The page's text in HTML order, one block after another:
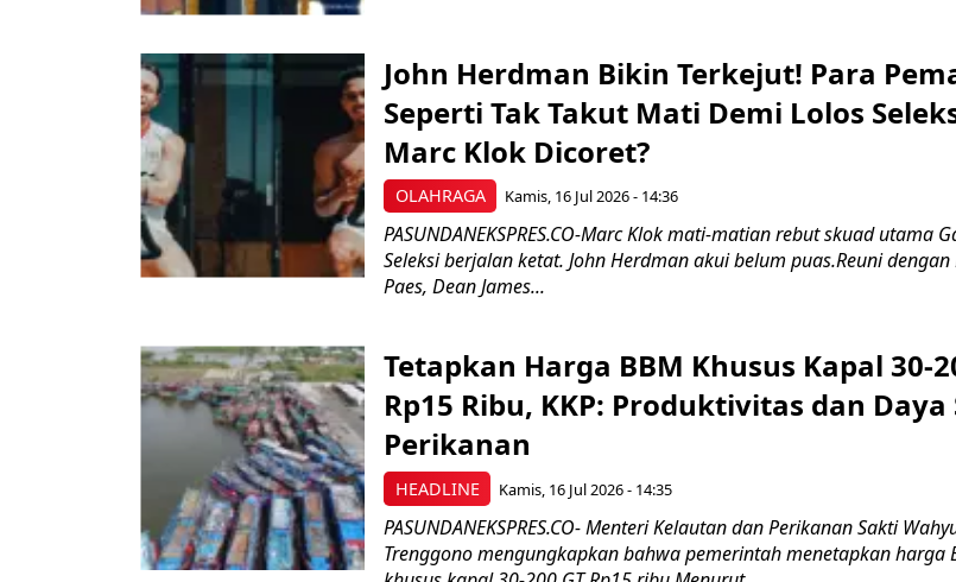
OLAHRAGA
John Herdman Bikin Terkejut! Para
Seperti Tak Takut Mati Demi Lolos
Marc Klok Dicoret?
Kamis, 16 Jul 2026 - 14:36
PASUNDANEKSPRES.CO-Marc Klok mati-matian rebut skuad utama
Seleksi berjalan ketat. John Herdman akui belum puas.Reuni
Paes, Dean James...
HEADLINE
Tetapkan Harga BBM Khusus Kapal 30-
Rp15 Ribu, KKP: Produktivitas dan Daya
Perikanan
Kamis, 16 Jul 2026 - 14:35
PASUNDANEKSPRES.CO- Menteri Kelautan dan Perikanan Sakti
Trenggono mengungkapkan bahwa pemerintah menetapkan harga